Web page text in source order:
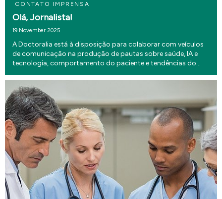
CONTATO IMPRENSA
Olá, Jornalista!
19 November 2025
A Doctoralia está à disposição para colaborar com veículos
de comunicação na produção de pautas sobre saúde, IA e
tecnologia, comportamento do paciente e tendências do
áreas da medicina e oferecemos suporte para en...